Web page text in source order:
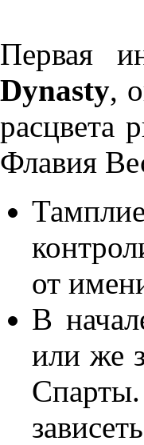
Первая
Dynasty,
расцвета
Флавия
от
В
или же